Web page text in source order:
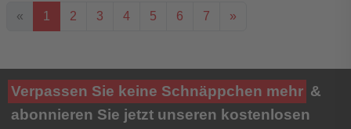
« 1 2 3 4 5 6 7 »
Ihre Bewertung**
★★★★★
Verpassen Sie keine Schnäppchen mehr &
abonnieren Sie jetzt unseren kostenlosen